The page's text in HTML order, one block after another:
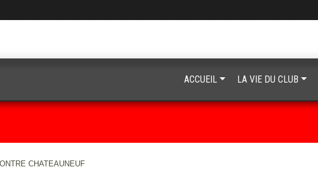
CHATEAUNEUF
ACCUEIL LA VIE DU CLUB